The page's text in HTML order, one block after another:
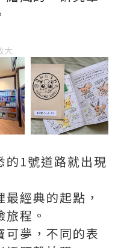
大
的1號道路就出現
經典的起點，
程。
可夢，不同的表